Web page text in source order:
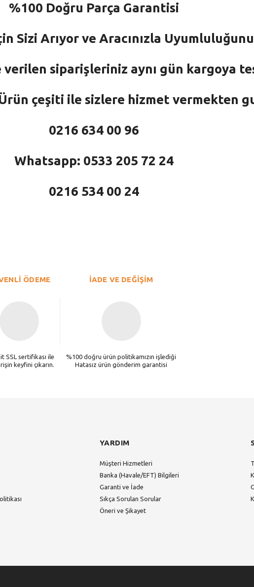
%100 Doğru Parça Garantisi
Sizi Arıyor ve Aracınızla
verilen siparişleriniz aynı gün kargoya
çeşiti ile sizlere hizmet vermekten
0216 634 00 96
Whatsapp: 0533 205 72 24
0216 534 00 24
ÖDEME
SSL sertifikası ile
keyfini çıkarın.
İADE VE DEĞİŞİM
%100 doğru ürün politikamızın işlediği
Hatasız ürün gönderim garantisi
YARDIM
Müşteri Hizmetleri
Banka (Havale/EFT) Bilgileri
Garanti ve İade
Sıkça Sorulan Sorular
Öneri ve Şikayet